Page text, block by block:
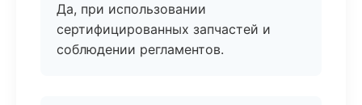
Да, при использовании
сертифицированных запчастей и
соблюдении регламентов.